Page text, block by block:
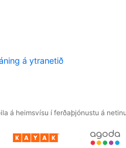
á ytranetið
á heimsvísu í ferðaþjónustu á